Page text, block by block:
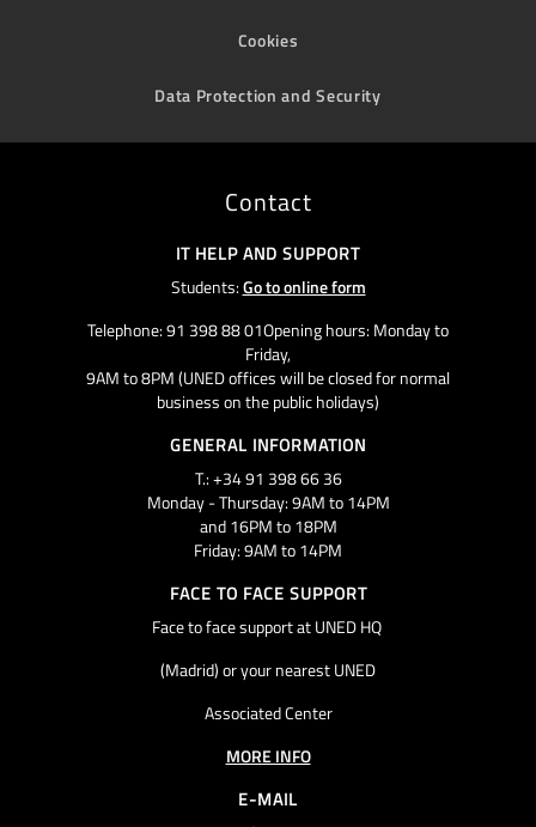
Cookies
Data Protection and Security
Contact
IT HELP AND SUPPORT
Students:Go to online form
Telephone: 91 398 88 01Opening hours: Monday to
Friday,
9AM to 8PM (UNED offices will be closed for normal
business on the public holidays)
GENERAL INFORMATION
T.: +34 91 398 66 36
Monday - Thursday: 9AM to 14PM
and 16PM to 18PM
Friday: 9AM to 14PM
FACE TO FACE SUPPORT
Face to face support at UNED HQ
(Madrid) or your nearest UNED
Associated Center
MORE INFO
E-MAIL